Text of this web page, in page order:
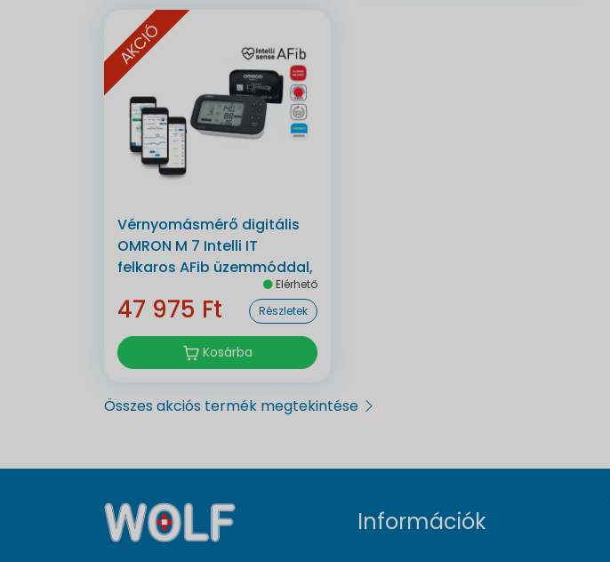
AKCIÓ
Vérnyomásmérő digitális
OMRON M 7 Intelli IT
felkaros AFib üzemmóddal,
bluetoothos automataElérhető
47 975 Ft Részletek
Kosárba
Összes akciós termék megtekintése
Információk